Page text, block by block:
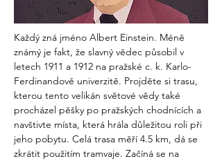
Každý zná jméno Albert Einstein. Méně
známý je fakt, že slavný vědec působil v
letech 1911 a 1912 na pražské c. k. Karlo-
Ferdinandově univerzitě. Projděte si trasu,
kterou tento velikán světové vědy také
procházel pěšky po pražských chodnících a
navštivte místa, která hrála důležitou roli při
jeho pobytu. Celá trasa měří 4.5 km, dá se
zkrátit použitím tramvaje. Začíná se na